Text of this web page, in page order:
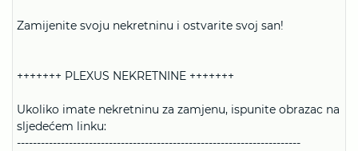
Zamijenite svoju nekretninu i ostvarite svoj san!
+++++++ PLEXUS NEKRETNINE +++++++
Ukoliko imate nekretninu za zamjenu, ispunite obrazac na
sljedećem linku:
-----------------------------------------------------------------------